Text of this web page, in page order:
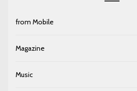
from Mobile
Magazine
Music